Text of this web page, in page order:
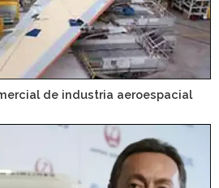
de industria aeroespacial